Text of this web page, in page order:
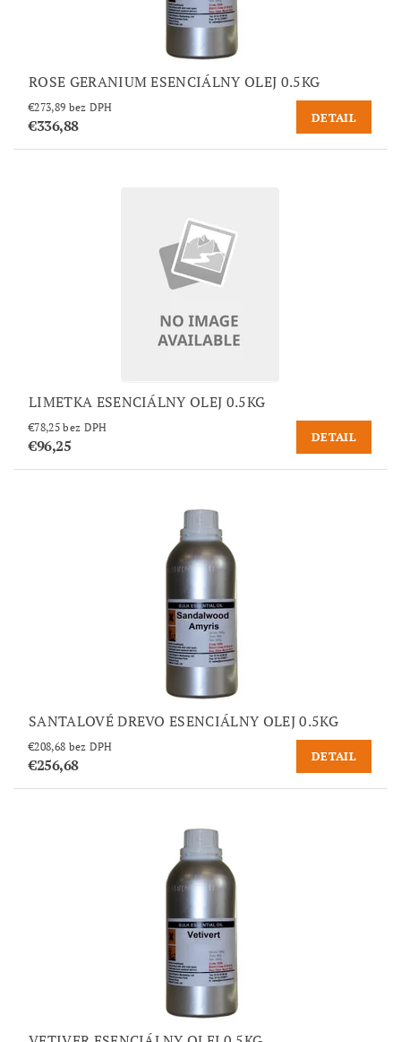
ROSE GERANIUM ESENCIÁLNY OLEJ 0.5KG
€273,89 bez DPH
€336,88 DETAIL
LIMETKA ESENCIÁLNY OLEJ 0.5KG
€78,25 bez DPH
€96,25 DETAIL
SANTALOVÉ DREVO ESENCIÁLNY OLEJ 0.5KG
€208,68 bez DPH
€256,68 DETAIL